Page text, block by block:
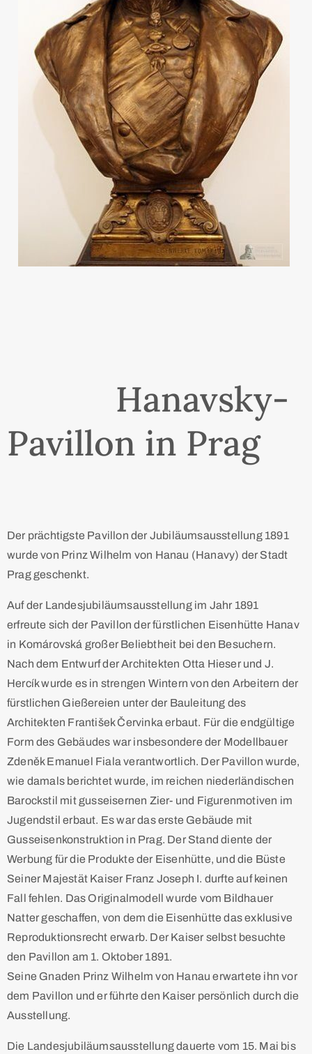
Hanavsky-
Pavillon in Prag
Der prächtigste Pavillon der Jubiläumsausstellung 1891
wurde von Prinz Wilhelm von Hanau (Hanavy) der Stadt
Prag geschenkt.
Auf der Landesjubiläumsausstellung im Jahr 1891
erfreute sich der Pavillon der fürstlichen Eisenhütte Hanav
in Komárovská großer Beliebtheit bei den Besuchern.
Nach dem Entwurf der Architekten Otta Hieser und J.
Hercík wurde es in strengen Wintern von den Arbeitern der
fürstlichen Gießereien unter der Bauleitung des
Architekten František Červinka erbaut. Für die endgültige
Form des Gebäudes war insbesondere der Modellbauer
Zdeněk Emanuel Fiala verantwortlich. Der Pavillon wurde,
wie damals berichtet wurde, im reichen niederländischen
Barockstil mit gusseisernen Zier- und Figurenmotiven im
Jugendstil erbaut. Es war das erste Gebäude mit
Gusseisenkonstruktion in Prag. Der Stand diente der
Werbung für die Produkte der Eisenhütte, und die Büste
Seiner Majestät Kaiser Franz Joseph I. durfte auf keinen
Fall fehlen. Das Originalmodell wurde vom Bildhauer
Natter geschaffen, von dem die Eisenhütte das exklusive
Reproduktionsrecht erwarb. Der Kaiser selbst besuchte
den Pavillon am 1. Oktober 1891.
Seine Gnaden Prinz Wilhelm von Hanau erwartete ihn vor
dem Pavillon und er führte den Kaiser persönlich durch die
Ausstellung.
Die Landesjubiläumsausstellung dauerte vom 15. Mai bis